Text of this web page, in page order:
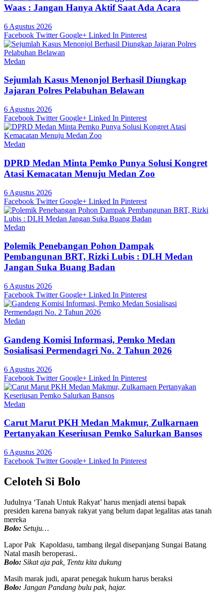
Waas : Jangan Hanya Aktif Saat Ada Acara
6 Agustus 2026
Facebook Twitter Google+ Linked In Pinterest
Medan
Sejumlah Kasus Menonjol Berhasil Diungkap
Jajaran Polres Pelabuhan Belawan
6 Agustus 2026
Facebook Twitter Google+ Linked In Pinterest
Medan
DPRD Medan Minta Pemko Punya Solusi Kongret
Atasi Kemacatan Menuju Medan Zoo
6 Agustus 2026
Facebook Twitter Google+ Linked In Pinterest
Medan
Polemik Penebangan Pohon Dampak
Pembangunan BRT, Rizki Lubis : DLH Medan
Jangan Suka Buang Badan
6 Agustus 2026
Facebook Twitter Google+ Linked In Pinterest
Medan
Gandeng Komisi Informasi, Pemko Medan
Sosialisasi Permendagri No. 2 Tahun 2026
6 Agustus 2026
Facebook Twitter Google+ Linked In Pinterest
Medan
Carut Marut PKH Medan Makmur, Zulkarnaen
Pertanyakan Keseriusan Pemko Salurkan Bansos
6 Agustus 2026
Facebook Twitter Google+ Linked In Pinterest
Celoteh Si Bolo
Judulnya ‘Tanah Untuk Rakyat’ harus menjadi atensi bapak
presiden karena banyak rakyat yang belum dapat legalitas atas tanah
mereka
Bolo: Setuju…
Lapor Pak Kapoldasu, tambang ilegal disepanjang Sungai Batang
Natal masih beroperasi..
Bolo: Sikat aja pak, Tentu kita dukung
Masih marak judi, aparat penegak hukum harus beraksi
Bolo: Jangan Pandang bulu pak, hajar.